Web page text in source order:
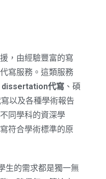
，由經驗豐富的寫
寫服務。這類服務
dissertation代寫 、碩
以及各種學術報告
同學科的資深學
符合學術標準的原
生的需求都是獨一無